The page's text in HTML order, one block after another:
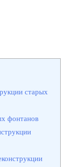
старых
фонтанов